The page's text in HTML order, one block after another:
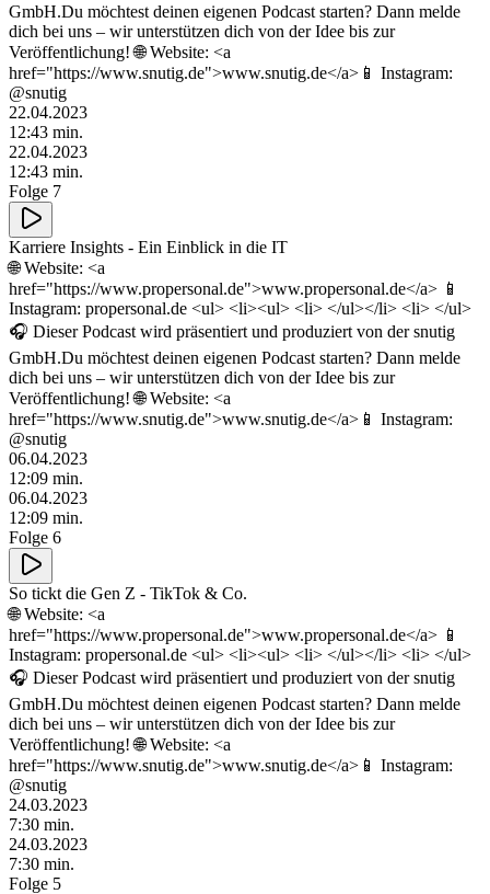
GmbH.Du möchtest deinen eigenen Podcast starten? Dann melde
dich bei uns – wir unterstützen dich von der Idee bis zur
Veröffentlichung! 🌐 Website: <a
href="https://www.snutig.de">www.snutig.de</a>📱 Instagram:
@snutig
22.04.2023
12:43 min.
22.04.2023
12:43 min.
Folge 7
Karriere Insights - Ein Einblick in die IT
🌐 Website: <a
href="https://www.propersonal.de">www.propersonal.de</a> 📱
Instagram: propersonal.de <ul> <li><ul> <li> </ul></li> <li> </ul>
🎧 Dieser Podcast wird präsentiert und produziert von der snutig
GmbH.Du möchtest deinen eigenen Podcast starten? Dann melde
dich bei uns – wir unterstützen dich von der Idee bis zur
Veröffentlichung! 🌐 Website: <a
href="https://www.snutig.de">www.snutig.de</a>📱 Instagram:
@snutig
06.04.2023
12:09 min.
06.04.2023
12:09 min.
Folge 6
So tickt die Gen Z - TikTok & Co.
🌐 Website: <a
href="https://www.propersonal.de">www.propersonal.de</a> 📱
Instagram: propersonal.de <ul> <li><ul> <li> </ul></li> <li> </ul>
🎧 Dieser Podcast wird präsentiert und produziert von der snutig
GmbH.Du möchtest deinen eigenen Podcast starten? Dann melde
dich bei uns – wir unterstützen dich von der Idee bis zur
Veröffentlichung! 🌐 Website: <a
href="https://www.snutig.de">www.snutig.de</a>📱 Instagram:
@snutig
24.03.2023
7:30 min.
24.03.2023
7:30 min.
Folge 5